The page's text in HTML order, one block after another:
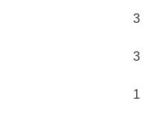
3
3
1